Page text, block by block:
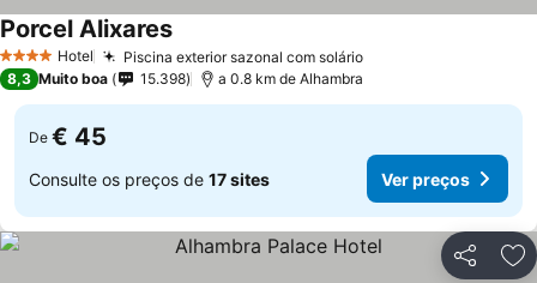
4 EstrelasHotel Piscina exterior sazonal com solário
Porcel Alixares
8,3 Muito boa 15.398 a 0.8 km de Alhambra
De € 45
Consulte os preços de 17 sites Ver preços
Partilhar